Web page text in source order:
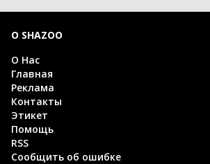
О SHAZOO
О Нас
Главная
Реклама
Контакты
Этикет
Помощь
RSS
Сообщить об ошибке